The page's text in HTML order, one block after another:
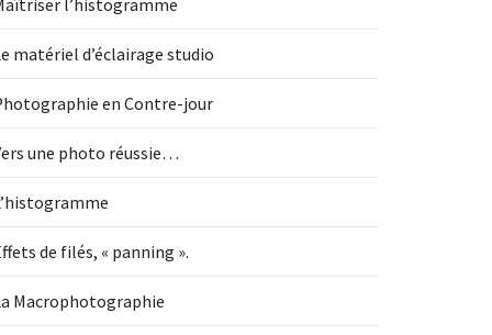
l’histogramme
matériel d’éclairage studio
en Contre-jour
une photo réussie…
de filés, « panning ».
Macrophotographie